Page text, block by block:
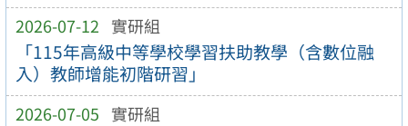
2026-07-12 實研組
「115年高級中等學校學習扶助教學（含數位融
入）教師增能初階研習」
2026-07-05 實研組